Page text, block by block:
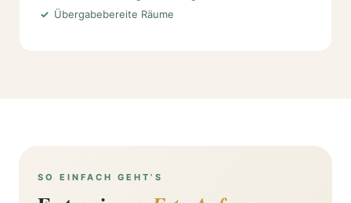
Übergabebereite Räume
SO EINFACH GEHT’S